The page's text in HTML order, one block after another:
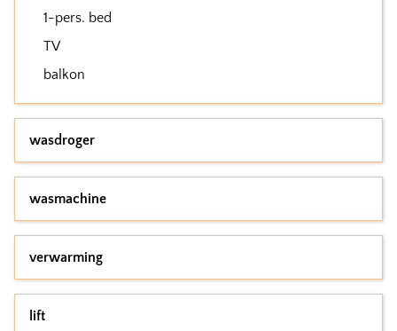
1-pers. bed
TV
balkon
wasdroger
wasmachine
verwarming
lift